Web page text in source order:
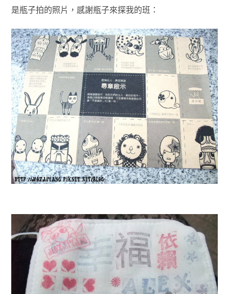
是瓶子拍的照片，感謝瓶子來探我的班：